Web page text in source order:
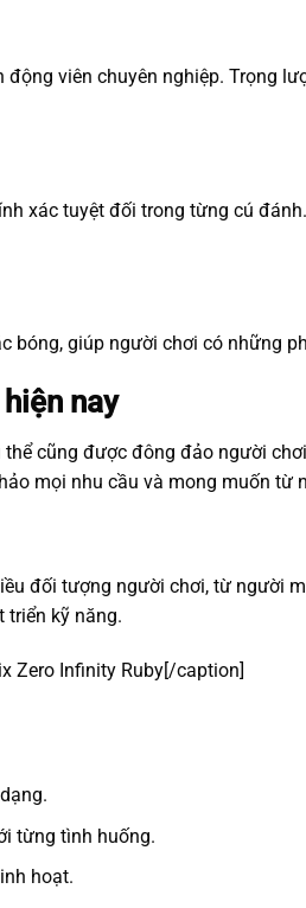
viên chuyên nghiệp. Trọng
xác tuyệt đối trong từng cú
giúp người chơi có những
nay
thể cũng được đông đảo người
mọi nhu cầu và mong muốn từ
đối tượng người chơi, từ người
triển kỹ năng.
Zero Infinity Ruby[/caption]
từng tình huống.
hoạt.